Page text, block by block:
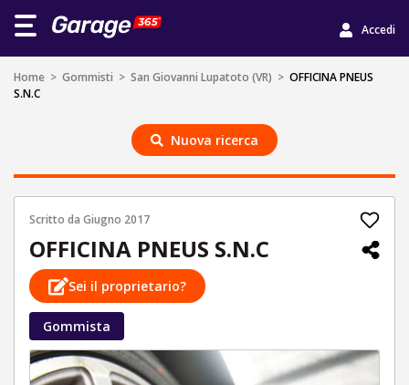
Accedi
Home > Gommisti > San Giovanni Lupatoto (VR) > OFFICINA PNEUS
S.N.C
Nuova ricerca
Scritto da Giugno 2017
OFFICINA PNEUS S.N.C
Sei il proprietario?
Gommista